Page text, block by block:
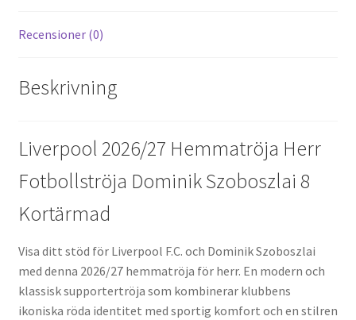
Recensioner (0)
Beskrivning
Liverpool 2026/27 Hemmatröja Herr
Fotbollströja Dominik Szoboszlai 8
Kortärmad
Visa ditt stöd för Liverpool F.C. och Dominik Szoboszlai
med denna 2026/27 hemmatröja för herr. En modern och
klassisk supportertröja som kombinerar klubbens
ikoniska röda identitet med sportig komfort och en stilren